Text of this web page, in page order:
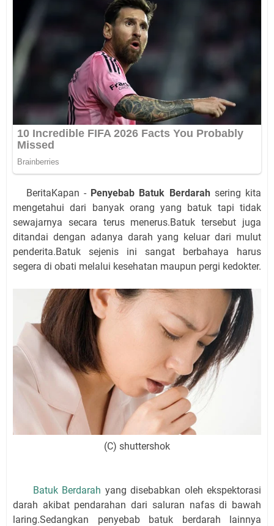
BeritaKapan - Penyebab Batuk Berdarahsering kita
mengetahui dari banyak orang yang batuk tapi tidak
sewajarnya secara terus menerus.Batuk tersebut juga
ditandai dengan adanya darah yang keluar dari mulut
penderita.Batuk sejenis ini sangat berbahaya harus
segera di obati melalui kesehatan maupun pergi kedokter.
(C) shuttershok
Batuk Berdarah yang disebabkan oleh ekspektorasi
darah akibat pendarahan dari saluran nafas di bawah
laring.Sedangkan penyebab batuk berdarah lainnya